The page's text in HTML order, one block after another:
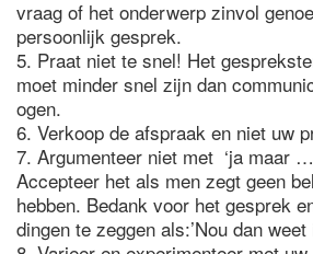
vraag of het onderwerp zinvol
persoonlijk gesprek.
5. Praat niet te snel! Het
moet minder snel zijn dan
ogen.
6. Verkoop de afspraak en niet uw
7. Argumenteer niet met ‘ja maar
Accepteer het als men zegt geen
hebben. Bedank voor het gesprek
dingen te zeggen als:’Nou dan weet